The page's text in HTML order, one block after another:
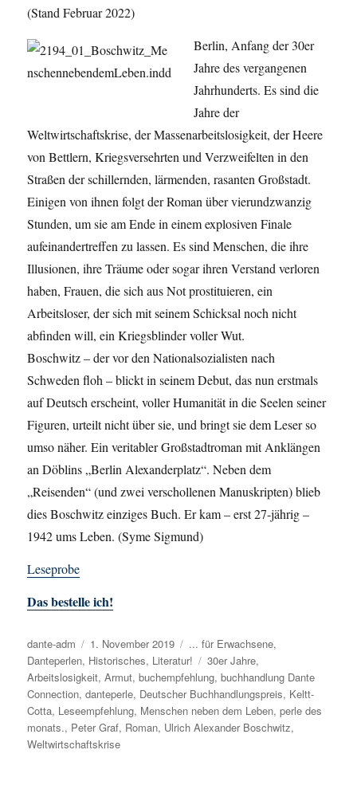
(Stand Februar 2022)
Berlin, Anfang der 30er
Jahre des vergangenen
Jahrhunderts. Es sind die
Jahre der
Weltwirtschaftskrise, der Massenarbeitslosigkeit, der Heere
von Bettlern, Kriegsversehrten und Verzweifelten in den
Straßen der schillernden, lärmenden, rasanten Großstadt.
Einigen von ihnen folgt der Roman über vierundzwanzig
Stunden, um sie am Ende in einem explosiven Finale
aufeinandertreffen zu lassen. Es sind Menschen, die ihre
Illusionen, ihre Träume oder sogar ihren Verstand verloren
haben, Frauen, die sich aus Not prostituieren, ein
Arbeitsloser, der sich mit seinem Schicksal noch nicht
abfinden will, ein Kriegsblinder voller Wut.
Boschwitz – der vor den Nationalsozialisten nach
Schweden floh – blickt in seinem Debut, das nun erstmals
auf Deutsch erscheint, voller Humanität in die Seelen seiner
Figuren, urteilt nicht über sie, und bringt sie dem Leser so
umso näher. Ein veritabler Großstadtroman mit Anklängen
an Döblins „Berlin Alexanderplatz“. Neben dem
„Reisenden“ (und zwei verschollenen Manuskripten) blieb
dies Boschwitz einziges Buch. Er kam – erst 27-jährig –
1942 ums Leben. (Syme Sigmund)
Leseprobe
Das bestelle ich!
Autor
dante-adm
Veröffentlicht
am
1. November 2019 Kategorien
... für Erwachsene,
Danteperlen, Historisches, Literatur! Schlagwörter
30er Jahre,
Arbeitslosigkeit,Armut,buchempfehlung,buchhandlung Dante
Connection,danteperle, Deutscher Buchhandlungspreis, Keltt-
Cotta, Leseempfehlung, Menschen neben dem Leben,perle des
monats., Peter Graf, Roman, Ulrich Alexander Boschwitz,
Weltwirtschaftskrise